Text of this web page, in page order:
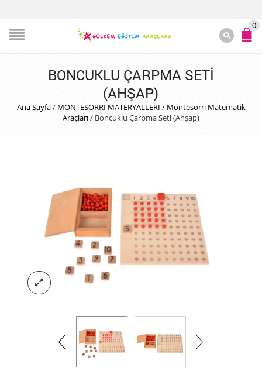
0
BONCUKLU ÇARPMA SETI
(AHŞAP)
Ana Sayfa/ MONTESORRİ MATERYALLERİ / Montesorri Matematik
Araçları/ Boncuklu Çarpma Seti (Ahşap)